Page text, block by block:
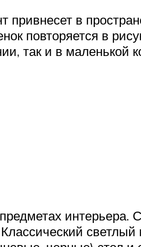
в
повторяется в
так и в маленькой
интерьера.
светлый